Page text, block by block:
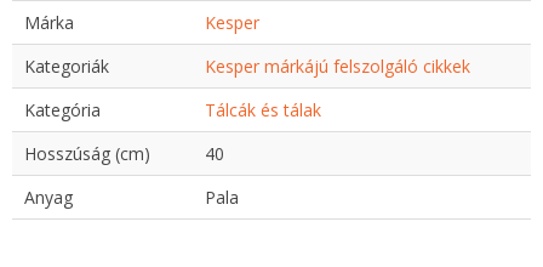
Márka
Kesper
Kategoriák
Kesper márkájú felszolgáló cikkek
Kategória
Tálcák és tálak
Hosszúság (cm)
40
Anyag
Pala